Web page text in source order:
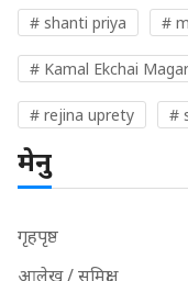
# shanti priya #
# Kamal Ekchai Magar
# rejina uprety #
मेनु
गृहपृष्ठ
आलेख / समिक्षा